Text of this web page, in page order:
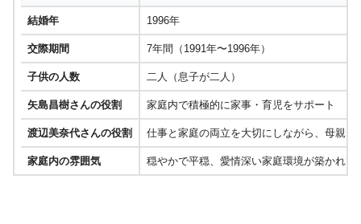
結婚年 1996年
交際期間 7年間（1991年〜1996年）
子供の人数 二人（息子が二人）
矢島昌樹さんの役割 家庭内で積極的に家事・育児をサポート
渡辺美奈代さんの役割 仕事と家庭の両立を大切にしながら、母親と
家庭内の雰囲気 穏やかで平穏、愛情深い家庭環境が築かれて